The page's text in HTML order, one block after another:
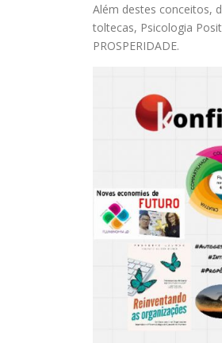
Além destes conceitos,
toltecas, Psicologia
PROSPERIDADE.